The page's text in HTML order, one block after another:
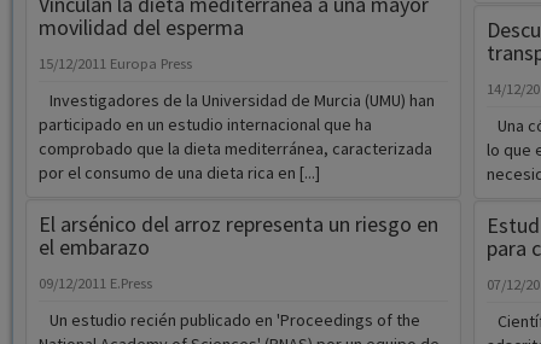
Investigadores de la Universidad de Murcia (UMU) han
participado en un estudio internacional que ha
comprobado que la dieta mediterránea, caracterizada
El arsénico del arroz representa un riesgo en
el embarazo
Un estudio recién publicado en 'Proceedings of the
National Academy of Sciences' (PNAS) por un equipo de
científicos de la Universidad de Dartmouth, analiza las
Una
lo que
para